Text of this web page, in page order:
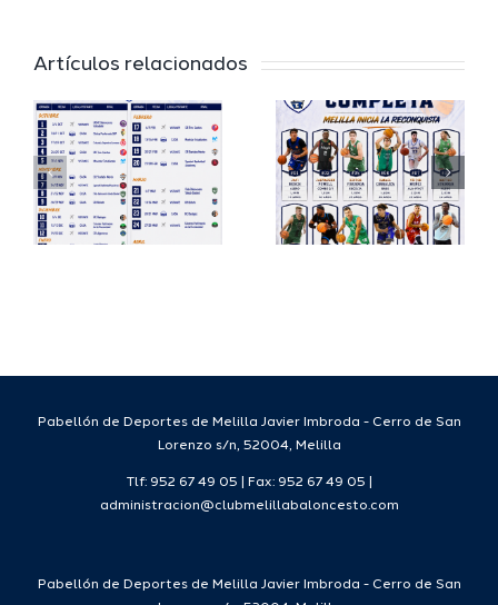
Artículos relacionados
del
completa
su
proyecto
Copa
España
FEB para
2026/27
Pabellón de Deportes de Melilla Javier Imbroda - Cerro de San
Lorenzo s/n, 52004, Melilla
Tlf: 952 67 49 05 | Fax: 952 67 49 05 |
administracion@clubmelillabaloncesto.com
Pabellón de Deportes de Melilla Javier Imbroda - Cerro de San